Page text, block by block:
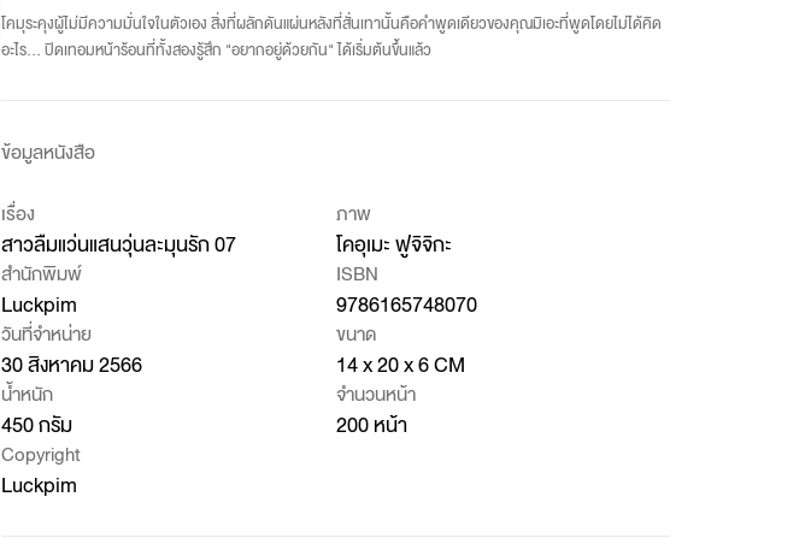
โคมุระคุงผู้ไม่มีความมั่นใจในตัวเอง สิ่งที่ผลักดันแผ่นหลังที่สั่นเทานั้นคือคำพูดเดียวของคุณมิเอะที่พูดโดยไม่ได้คิด
อะไร... ปิดเทอมหน้าร้อนที่ทั้งสองรู้สึก "อยากอยู่ด้วยกัน" ได้เริ่มต้นขึ้นแล้ว
ข้อมูลหนังสือ
เรื่อง
สาวลืมแว่นแสนวุ่นละมุนรัก 07
ภาพ
โคอุเมะ ฟูจิจิกะ
สำนักพิมพ์
Luckpim
ISBN
9786165748070
วันที่จำหน่าย
30 สิงหาคม 2566
ขนาด
14 x 20 x 6 CM
น้ำหนัก
450 กรัม
จำนวนหน้า
200 หน้า
Copyright
Luckpim